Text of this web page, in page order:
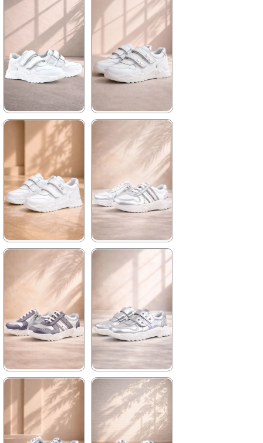
1.899,90 ₺
3.249,90 ₺
%42İndirim
Ücretsiz
Kargo
2.089,90 ₺
3.579,90 ₺
%42İndirim
Ücretsiz
Kargo
★ ★ ★
2.089,90 ₺
3.579,90 ₺
%42İndirim
Ücretsiz
Kargo
★ ★
2.089,90 ₺
%42İndirim
Ücretsiz
Kargo
★ ★
2.089,90 ₺
%42İndirim
Ücretsiz
Kargo
★
%42İndirim
Ücretsiz
Kargo
Tükeniyor
★ ★ ★
2.089,90 ₺
3.579,90 ₺
★ ★ ★ ★
2.089,90 ₺
3.579,90 ₺